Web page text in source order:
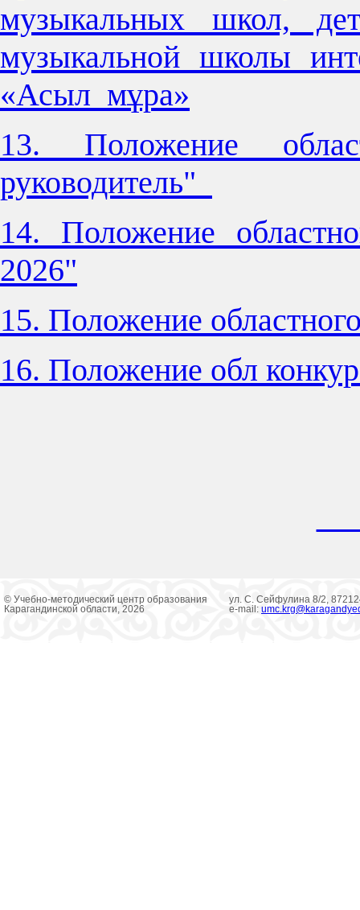
музыкальных школ,
музыкальной школы
«Асыл мұра»
13. Положение
руководитель"
14. Положение
2026"
15. Положение
16. Положение обл
© Учебно-методический центр образования
Карагандинской области, 2026
ул. С. Сейфулина 8/2,
e-mail: